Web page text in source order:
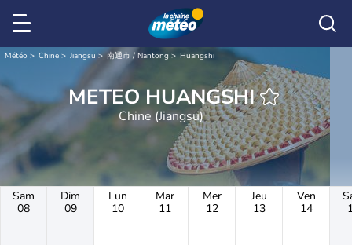
Météo Chine Jiangsu 南通市 / Nantong Huangshi
METEO HUANGSHI
Chine (Jiangsu)
Sam
08
Dim
09
Lun
10
Mar
11
Mer
12
Jeu
13
Ven
14